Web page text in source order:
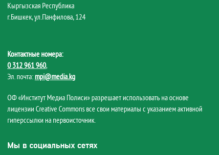
Кыргызская Республика
г.Бишкек, ул.Панфилова, 124
Контактные номера:
0 312 961 960,
Эл. почта: mpi@media.kg
ОФ «Институт Медиа Полиси» разрешает использовать на основе
лицензии Creative Commons все свои материалы с указанием активной
гиперссылки на первоисточник.
Мы в социальных сетях